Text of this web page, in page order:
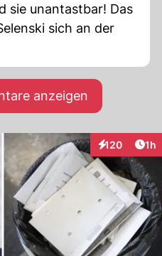
sie unantastbar! Das
sich an der
anzeigen
120
Interaktionen
1h